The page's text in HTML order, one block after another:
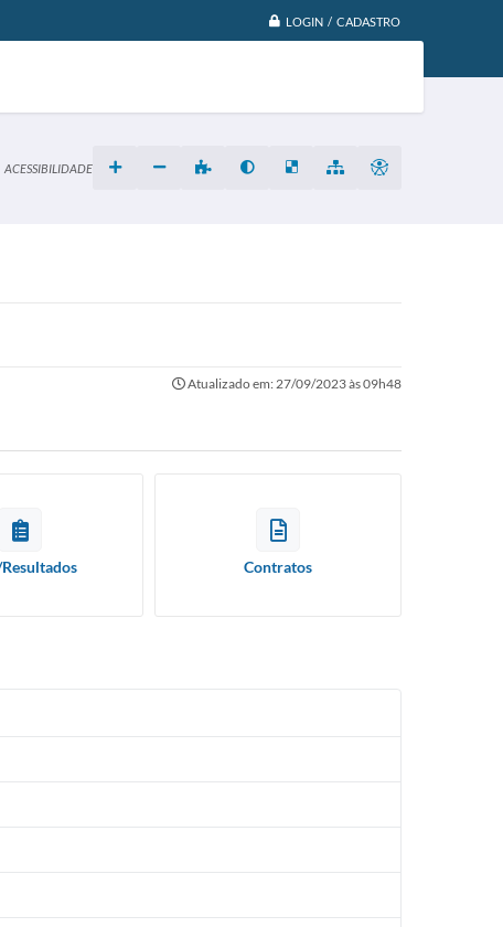
LOGIN / CADASTRO
ACESSIBILIDADE
Atualizado em: 27/09/2023 às 09h48
Contratos